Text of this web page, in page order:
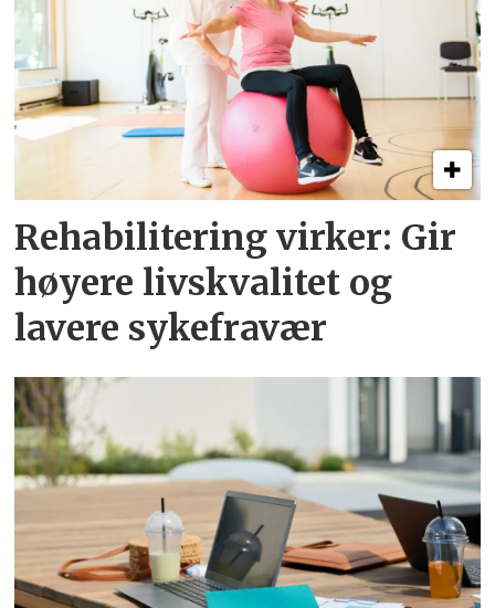
Rehabilitering virker: Gir
høyere livskvalitet og
lavere sykefravær